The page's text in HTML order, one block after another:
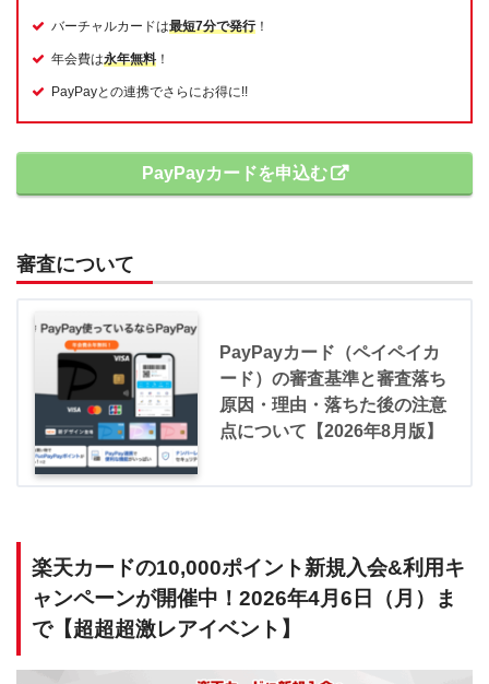
バーチャルカードは最短7分で発行！
年会費は永年無料 ！
PayPayとの連携でさらにお得に!!
PayPayカードを申込む
審査について
PayPayカード（ペイペイカ
ード）の審査基準と審査落ち
原因・理由・落ちた後の注意
点について【2026年8月版】
楽天カードの10,000ポイント新規入会&利用キ
ャンペーンが開催中！2026年4月6日（月）ま
で【超超超激レアイベント】